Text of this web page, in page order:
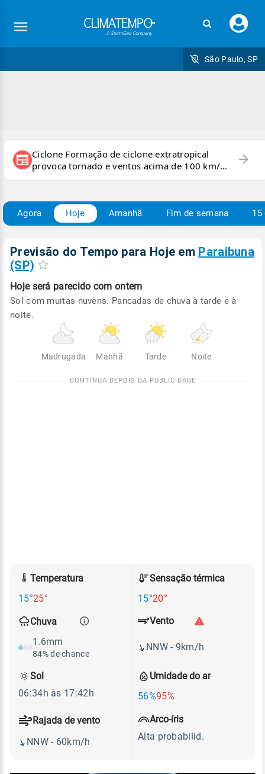
seu
São Paulo, SP
newspaper Ciclone Formação de ciclone extratropical
provoca tornado e ventos acima de 100 km/h
no RS
arrow_forward
Agora Hoje Amanhã Fim de semana 15
Previsão do Tempo para Hoje em Paraibuna
(SP)
Hoje será parecido com ontem
Sol com muitas nuvens. Pancadas de chuva à tarde e à
noite.
Madrugada Manhã Tarde Noite
Temperatura
15°25°
Sensação térmica
15°20°
Chuva
1.6mm
84% de chance
Umidade do ar
56%95%
Vento
NNW - 9km/h
Rajada de vento
NNW - 60km/h
Sol
06:34h às 17:42h
Arco-íris
Alta probabilid.